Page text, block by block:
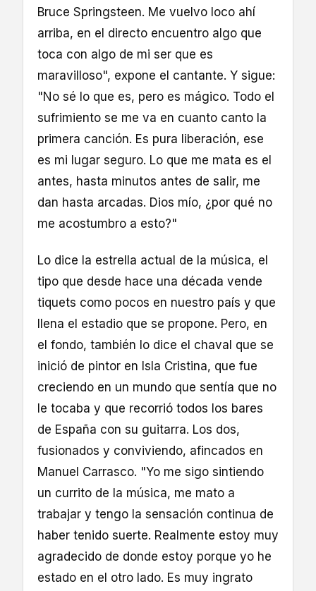
Bruce Springsteen. Me vuelvo loco ahí
arriba, en el directo encuentro algo que
toca con algo de mi ser que es
maravilloso", expone el cantante. Y sigue:
"No sé lo que es, pero es mágico. Todo el
sufrimiento se me va en cuanto canto la
primera canción. Es pura liberación, ese
es mi lugar seguro. Lo que me mata es el
antes, hasta minutos antes de salir, me
dan hasta arcadas. Dios mío, ¿por qué no
me acostumbro a esto?"
Lo dice la estrella actual de la música, el
tipo que desde hace una década vende
tiquets como pocos en nuestro país y que
llena el estadio que se propone. Pero, en
el fondo, también lo dice el chaval que se
inició de pintor en Isla Cristina, que fue
creciendo en un mundo que sentía que no
le tocaba y que recorrió todos los bares
de España con su guitarra. Los dos,
fusionados y conviviendo, afincados en
Manuel Carrasco. "Yo me sigo sintiendo
un currito de la música, me mato a
trabajar y tengo la sensación continua de
haber tenido suerte. Realmente estoy muy
agradecido de donde estoy porque yo he
estado en el otro lado. Es muy ingrato